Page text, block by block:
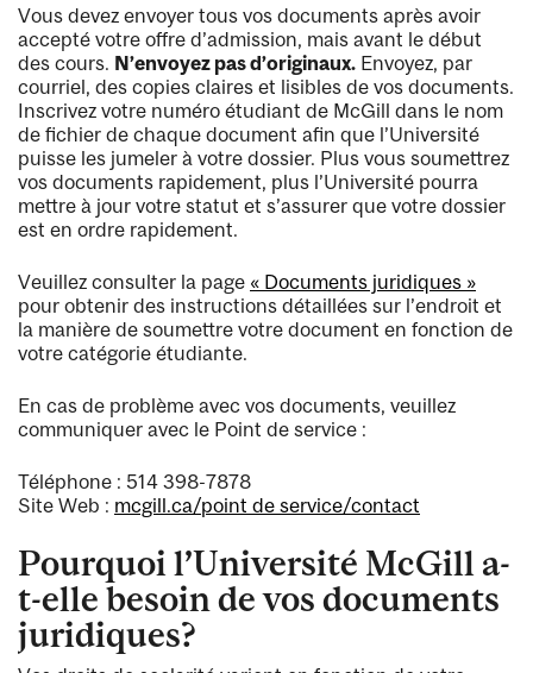
Vous devez envoyer tous vos documents après avoir
accepté votre offre d’admission, mais avant le début
des cours. N’envoyez pas d’originaux. Envoyez, par
courriel, des copies claires et lisibles de vos documents.
Inscrivez votre numéro étudiant de McGill dans le nom
de fichier de chaque document afin que l’Université
puisse les jumeler à votre dossier. Plus vous soumettrez
vos documents rapidement, plus l’Université pourra
mettre à jour votre statut et s’assurer que votre dossier
est en ordre rapidement.
Veuillez consulter la page « Documents juridiques »
pour obtenir des instructions détaillées sur l’endroit et
la manière de soumettre votre document en fonction de
votre catégorie étudiante.
En cas de problème avec vos documents, veuillez
communiquer avec le Point de service :
Téléphone : 514 398-7878
Site Web : mcgill.ca/point de service/contact
Pourquoi l’Université McGill a-
t-elle besoin de vos documents
juridiques?